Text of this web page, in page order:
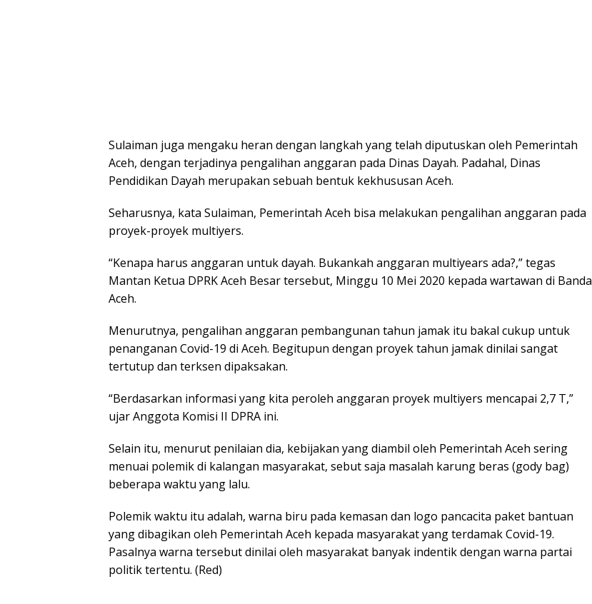
Sulaiman juga mengaku heran dengan langkah yang telah diputuskan oleh Pemerintah
Aceh, dengan terjadinya pengalihan anggaran pada Dinas Dayah. Padahal, Dinas
Pendidikan Dayah merupakan sebuah bentuk kekhususan Aceh.
Seharusnya, kata Sulaiman, Pemerintah Aceh bisa melakukan pengalihan anggaran pada
proyek-proyek multiyers.
“Kenapa harus anggaran untuk dayah. Bukankah anggaran multiyears ada?,” tegas
Mantan Ketua DPRK Aceh Besar tersebut, Minggu 10 Mei 2020 kepada wartawan di Banda
Aceh.
Menurutnya, pengalihan anggaran pembangunan tahun jamak itu bakal cukup untuk
penanganan Covid-19 di Aceh. Begitupun dengan proyek tahun jamak dinilai sangat
tertutup dan terksen dipaksakan.
“Berdasarkan informasi yang kita peroleh anggaran proyek multiyers mencapai 2,7 T,”
ujar Anggota Komisi II DPRA ini.
Selain itu, menurut penilaian dia, kebijakan yang diambil oleh Pemerintah Aceh sering
menuai polemik di kalangan masyarakat, sebut saja masalah karung beras (gody bag)
beberapa waktu yang lalu.
Polemik waktu itu adalah, warna biru pada kemasan dan logo pancacita paket bantuan
yang dibagikan oleh Pemerintah Aceh kepada masyarakat yang terdamak Covid-19.
Pasalnya warna tersebut dinilai oleh masyarakat banyak indentik dengan warna partai
politik tertentu. (Red)